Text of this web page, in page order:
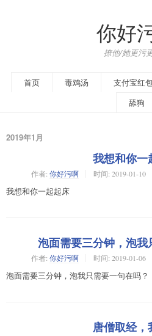
你好
撩他/她更污
首页 毒鸡汤 支付宝红
舔狗
2019年1月
我想和你一
作者: 你好污啊 时间: 2019-01-10
我想和你一起起床
泡面需要三分钟，泡我
作者: 你好污啊 时间: 2019-01-06
泡面需要三分钟，泡我只需要一句在吗？
唐僧取经，